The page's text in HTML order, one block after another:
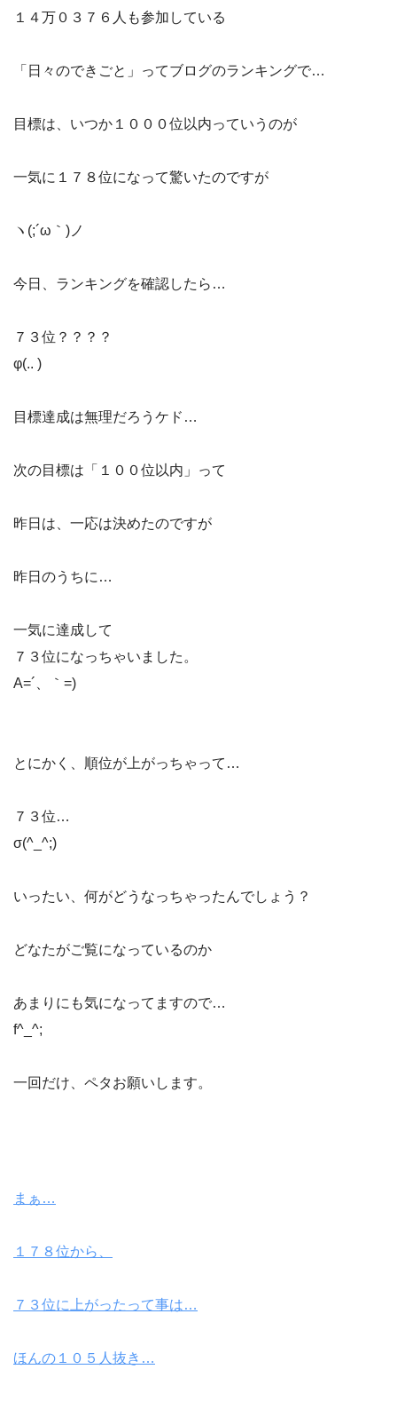
１４万０３７６人も参加している
「日々のできごと」ってブログのランキングで…
目標は、いつか１０００位以内っていうのが
一気に１７８位になって驚いたのですが
ヽ(;´ω｀)ノ
今日、ランキングを確認したら…
７３位？？？？
φ(.. )
目標達成は無理だろうケド…
次の目標は「１００位以内」って
昨日は、一応は決めたのですが
昨日のうちに…
一気に達成して
７３位になっちゃいました。
A=´、｀=)ゞ
とにかく、順位が上がっちゃって…
７３位…
σ(^_^;)
いったい、何がどうなっちゃったんでしょう？
どなたがご覧になっているのか
あまりにも気になってますので…
f^_^;
一回だけ、ペタお願いします。
まぁ…
１７８位から、
７３位に上がったって事は…
ほんの１０５人抜き…